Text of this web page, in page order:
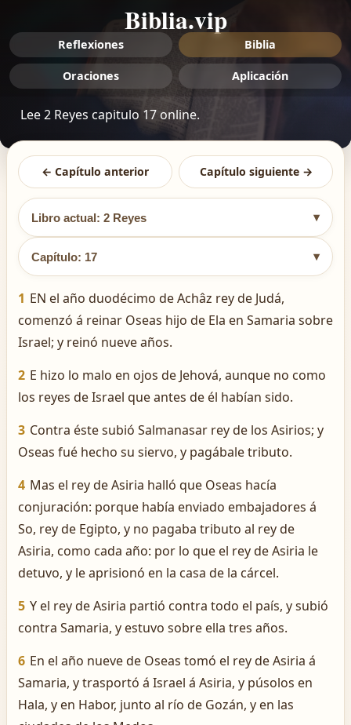
Biblia.vip
Reflexiones Biblia
Oraciones Aplicación
Lee 2 Reyes capitulo 17 online.
← Capítulo anterior Capítulo siguiente →
Libro actual: 2 Reyes ▾
Capítulo: 17 ▾
1 EN el año duodécimo de Achâz rey de Judá,
comenzó á reinar Oseas hijo de Ela en Samaria sobre
Israel; y reinó nueve años.
2 E hizo lo malo en ojos de Jehová, aunque no como
los reyes de Israel que antes de él habían sido.
3 Contra éste subió Salmanasar rey de los Asirios; y
Oseas fué hecho su siervo, y pagábale tributo.
4 Mas el rey de Asiria halló que Oseas hacía
conjuración: porque había enviado embajadores á
So, rey de Egipto, y no pagaba tributo al rey de
Asiria, como cada año: por lo que el rey de Asiria le
detuvo, y le aprisionó en la casa de la cárcel.
5 Y el rey de Asiria partió contra todo el país, y subió
contra Samaria, y estuvo sobre ella tres años.
6 En el año nueve de Oseas tomó el rey de Asiria á
Samaria, y trasportó á Israel á Asiria, y púsolos en
Hala, y en Habor, junto al río de Gozán, y en las